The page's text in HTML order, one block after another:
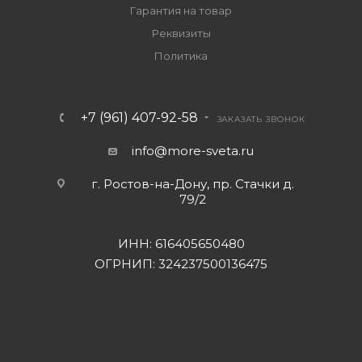
Гарантия на товар
Реквизиты
Политика
+7 (961) 407-92-58 ЗАКАЗАТЬ ЗВОНОК
info@more-sveta.ru
г. Ростов-на-Дону, пр. Стачки д.
79/2
ИНН: 616405650480
ОГРНИП: 324237500136475